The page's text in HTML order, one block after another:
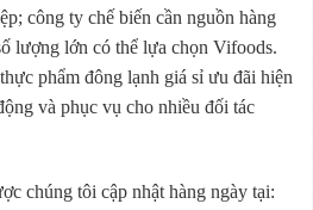
công ty chế biến cần nguồn hàng
lượng lớn có thể lựa chọn Vifoods.
phẩm đông lạnh giá sỉ ưu đãi hiện
và phục vụ cho nhiều đối tác
chúng tôi cập nhật hàng ngày tại: